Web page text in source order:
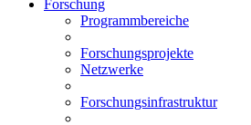
Forschung
Programmbereiche
Forschungsprojekte
Netzwerke
Forschungsinfrastruktur